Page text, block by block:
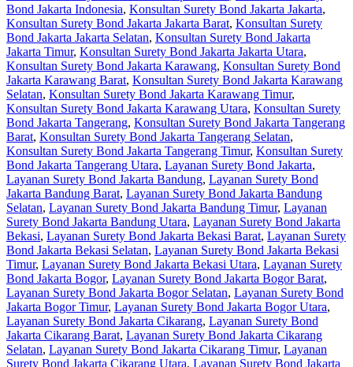
Bond Jakarta Indonesia, Konsultan Surety Bond Jakarta Jakarta,
Konsultan Surety Bond Jakarta Jakarta Barat, Konsultan Surety
Bond Jakarta Jakarta Selatan, Konsultan Surety Bond Jakarta
Jakarta Timur, Konsultan Surety Bond Jakarta Jakarta Utara,
Konsultan Surety Bond Jakarta Karawang, Konsultan Surety Bond
Jakarta Karawang Barat, Konsultan Surety Bond Jakarta Karawang
Selatan, Konsultan Surety Bond Jakarta Karawang Timur,
Konsultan Surety Bond Jakarta Karawang Utara, Konsultan Surety
Bond Jakarta Tangerang, Konsultan Surety Bond Jakarta Tangerang
Barat, Konsultan Surety Bond Jakarta Tangerang Selatan,
Konsultan Surety Bond Jakarta Tangerang Timur, Konsultan Surety
Bond Jakarta Tangerang Utara, Layanan Surety Bond Jakarta,
Layanan Surety Bond Jakarta Bandung, Layanan Surety Bond
Jakarta Bandung Barat, Layanan Surety Bond Jakarta Bandung
Selatan, Layanan Surety Bond Jakarta Bandung Timur, Layanan
Surety Bond Jakarta Bandung Utara, Layanan Surety Bond Jakarta
Bekasi, Layanan Surety Bond Jakarta Bekasi Barat, Layanan Surety
Bond Jakarta Bekasi Selatan, Layanan Surety Bond Jakarta Bekasi
Timur, Layanan Surety Bond Jakarta Bekasi Utara, Layanan Surety
Bond Jakarta Bogor, Layanan Surety Bond Jakarta Bogor Barat,
Layanan Surety Bond Jakarta Bogor Selatan, Layanan Surety Bond
Jakarta Bogor Timur, Layanan Surety Bond Jakarta Bogor Utara,
Layanan Surety Bond Jakarta Cikarang, Layanan Surety Bond
Jakarta Cikarang Barat, Layanan Surety Bond Jakarta Cikarang
Selatan, Layanan Surety Bond Jakarta Cikarang Timur, Layanan
Surety Bond Jakarta Cikarang Utara, Layanan Surety Bond Jakarta